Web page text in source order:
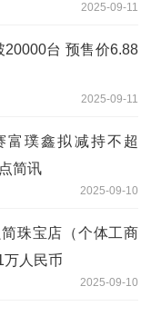
2025-09-11
台 预售价6.88
2025-09-11
富璞鑫拟减持不超
简讯
2025-09-10
珠宝店（个体工商
万人民币
2025-09-10